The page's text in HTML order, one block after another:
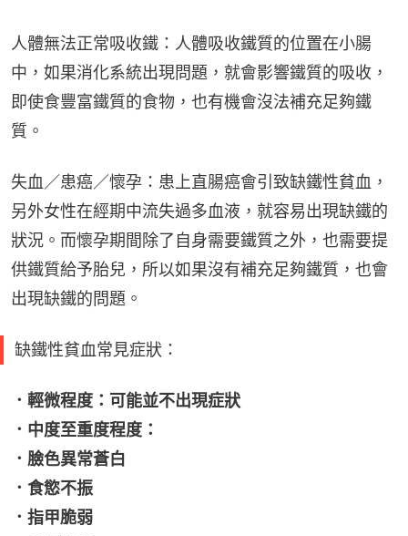
人體無法正常吸收鐵：人體吸收鐵質的位置在小腸
中，如果消化系統出現問題，就會影響鐵質的吸收，
即使食豐富鐵質的食物，也有機會沒法補充足夠鐵
質。
失血／患癌／懷孕：患上直腸癌會引致缺鐵性貧血，
另外女性在經期中流失過多血液，就容易出現缺鐵的
狀況。而懷孕期間除了自身需要鐵質之外，也需要提
供鐵質給予胎兒，所以如果沒有補充足夠鐵質，也會
出現缺鐵的問題。
缺鐵性貧血常見症狀：
．輕微程度：可能並不出現症狀
．中度至重度程度：
．臉色異常蒼白
．食慾不振
．指甲脆弱